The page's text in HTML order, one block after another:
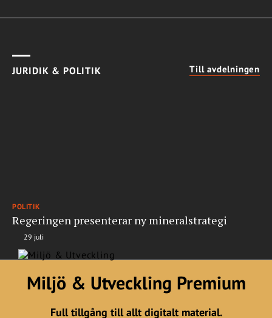
JURIDIK & POLITIK Till avdelningen
POLITIK
Regeringen presenterar ny mineralstrategi
29 juli
Miljö & Utveckling Premium
Full tillgång till allt digitalt material.